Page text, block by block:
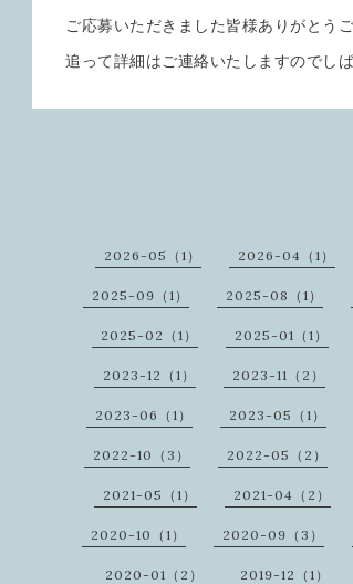
ご応募いただきました皆様ありがとうご
追って詳細はご連絡いたしますのでし
2026-05（1） 2026-04（1）
2025-09（1） 2025-08（1）
2025-02（1） 2025-01（1）
2023-12（1） 2023-11（2）
2023-06（1） 2023-05（1）
2022-10（3） 2022-05（2）
2021-05（1） 2021-04（2）
2020-10（1） 2020-09（3）
2020-01（2） 2019-12（1）